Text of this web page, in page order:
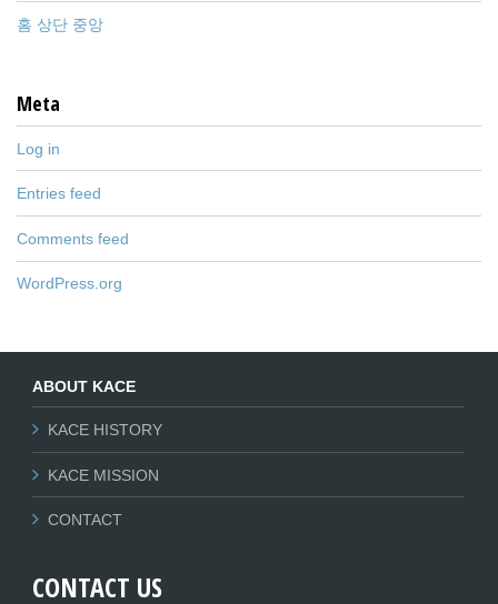
홈 상단 중앙
Meta
Log in
Entries feed
Comments feed
WordPress.org
ABOUT KACE
KACE HISTORY
KACE MISSION
CONTACT
CONTACT US